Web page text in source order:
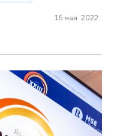
16 мая 2022